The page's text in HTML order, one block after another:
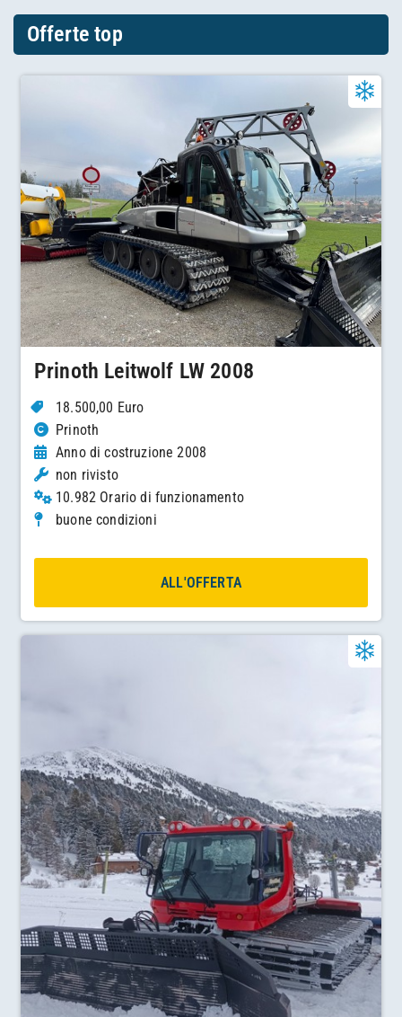
Offerte top
Prinoth Leitwolf LW 2008
18.500,00 Euro
Prinoth
Anno di costruzione 2008
non rivisto
10.982 Orario di funzionamento
buone condizioni
ALL'OFFERTA